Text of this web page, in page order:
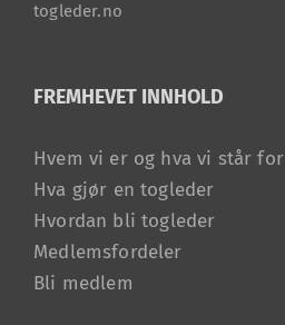
togleder.no
FREMHEVET INNHOLD
Hvem vi er og hva vi står for
Hva gjør en togleder
Hvordan bli togleder
Medlemsfordeler
Bli medlem